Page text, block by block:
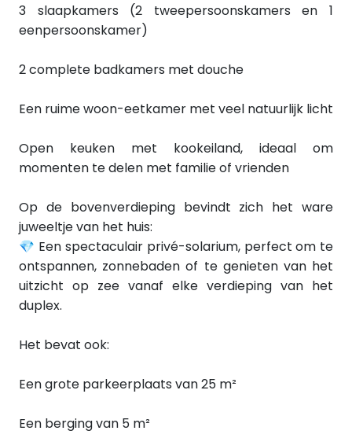
3 slaapkamers (2 tweepersoonskamers en 1
eenpersoonskamer)
2 complete badkamers met douche
Een ruime woon-eetkamer met veel natuurlijk licht
Open keuken met kookeiland, ideaal om
momenten te delen met familie of vrienden
Op de bovenverdieping bevindt zich het ware
juweeltje van het huis:
💎 Een spectaculair privé-solarium, perfect om te
ontspannen, zonnebaden of te genieten van het
uitzicht op zee vanaf elke verdieping van het
duplex.
Het bevat ook:
Een grote parkeerplaats van 25 m²
Een berging van 5 m²